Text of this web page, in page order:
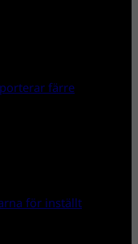
färre
för inställt